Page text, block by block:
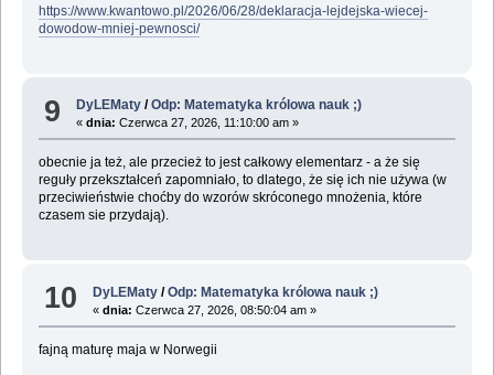
https://www.kwantowo.pl/2026/06/28/deklaracja-lejdejska-wiecej-
dowodow-mniej-pewnosci/
9 DyLEMaty /Odp: Matematyka królowa nauk ;)
«dnia: Czerwca 27, 2026, 11:10:00 am »
obecnie ja też, ale przecież to jest całkowy elementarz - a że się
reguły przekształceń zapomniało, to dlatego, że się ich nie używa (w
przeciwieństwie choćby do wzorów skróconego mnożenia, które
czasem sie przydają).
10 DyLEMaty /Odp: Matematyka królowa nauk ;)
«dnia: Czerwca 27, 2026, 08:50:04 am »
fajną maturę maja w Norwegii